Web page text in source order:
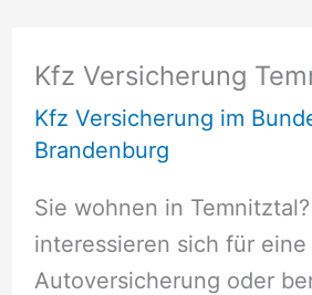
Kfz Versicherung
Kfz Versicherung im
Brandenburg
Sie wohnen in
interessieren sich für eine
Autoversicherung oder